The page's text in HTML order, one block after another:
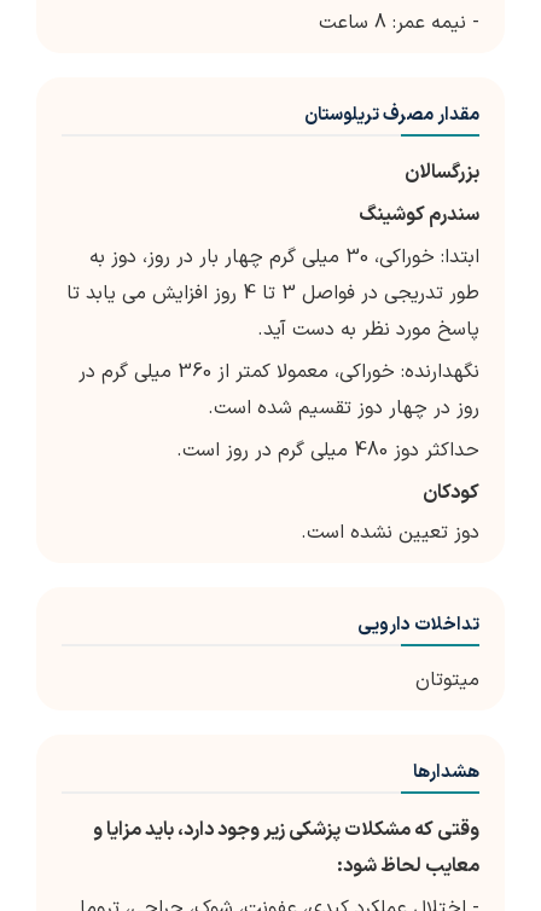
- نیمه عمر: 8 ساعت
مقدار مصرف تریلوستان
بزرگسالان
سندرم کوشینگ
ابتدا: خوراکی، 30 میلی گرم چهار بار در روز، دوز به
طور تدریجی در فواصل 3 تا 4 روز افزایش می یابد تا
پاسخ مورد نظر به دست آید.
نگهدارنده: خوراکی، معمولا کمتر از 360 میلی گرم در
روز در چهار دوز تقسیم شده است.
حداکثر دوز 480 میلی گرم در روز است.
کودکان
دوز تعیین نشده است.
تداخلات دارویی
میتوتان
هشدارها
وقتی که مشکلات پزشکی زیر وجود دارد، باید مزایا و
معایب لحاظ شود: